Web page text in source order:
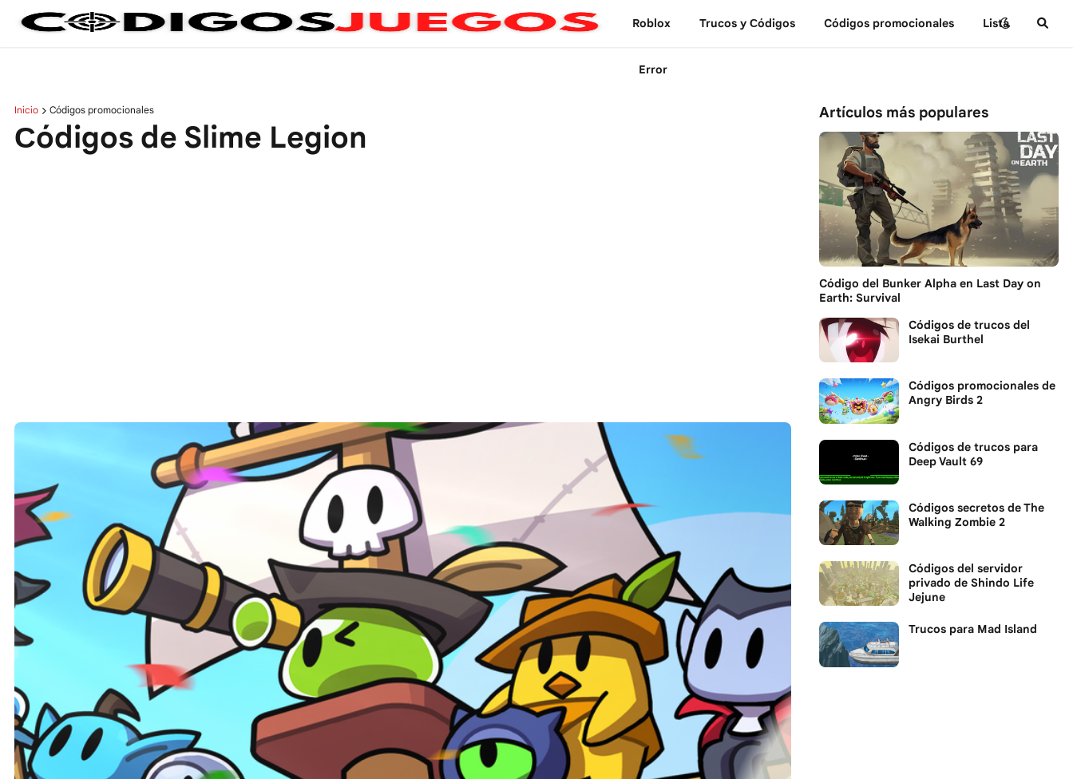
Roblox Trucos y Сódigos Códigos promocionales Lista
Error
Inicio Códigos promocionales
Сódigos de Slime Legion
Artículos más populares
Código del Bunker Alpha en Last Day on
Earth: Survival
Códigos de trucos del
Isekai Burthel
Códigos promocionales de
Angry Birds 2
Códigos de trucos para
Deep Vault 69
Códigos secretos de The
Walking Zombie 2
Códigos del servidor
privado de Shindo Life
Jejune
Trucos para Mad Island